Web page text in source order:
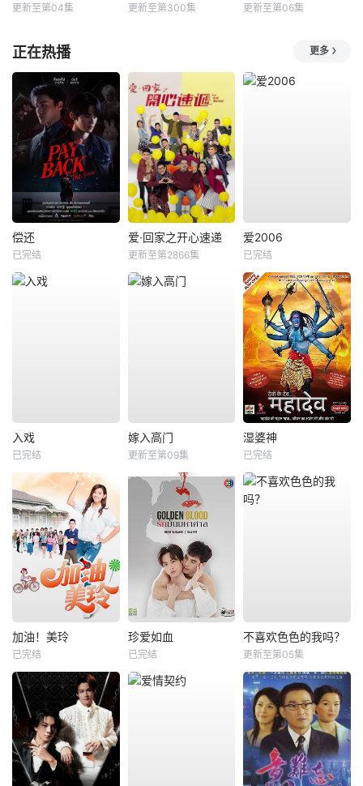
更新至第04集 更新至第300集 更新至第06集
正在热播 更多
偿还
已完结
爱·回家之开心速递
更新至第2866集
爱2006
已完结
入戏
已完结
嫁入高门
更新至第09集
湿婆神
已完结
加油！美玲
已完结
珍爱如血
已完结
不喜欢色色的我吗？
更新至第05集